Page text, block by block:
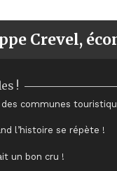
Crevel,
!
des communes
l’histoire se répète !
un bon cru !